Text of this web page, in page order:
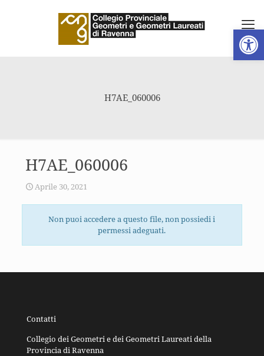
Apri
H7AE_060006
H7AE_060006
Aprile 30, 2021
Non puoi accedere a questo file, non possiedi i
permessi adeguati.
Contatti
Collegio dei Geometri e dei Geometri Laureati della
Provincia di Ravenna